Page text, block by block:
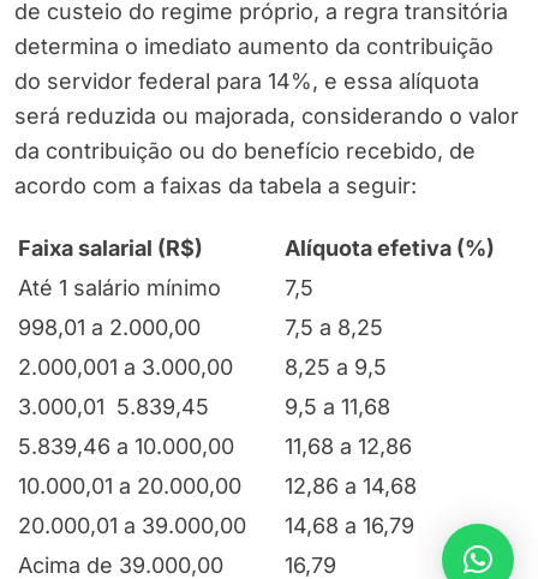
de custeio do regime próprio, a regra transitória
determina o imediato aumento da contribuição
do servidor federal para 14%, e essa alíquota
será reduzida ou majorada, considerando o valor
da contribuição ou do benefício recebido, de
acordo com a faixas da tabela a seguir:
Faixa salarial (R$)
Alíquota efetiva (%)
Até 1 salário mínimo
7,5
998,01 a 2.000,00
7,5 a 8,25
2.000,001 a 3.000,00
8,25 a 9,5
3.000,01 5.839,45
9,5 a 11,68
5.839,46 a 10.000,00
11,68 a 12,86
10.000,01 a 20.000,00
12,86 a 14,68
20.000,01 a 39.000,00
14,68 a 16,79
Acima de 39.000,00
16,79